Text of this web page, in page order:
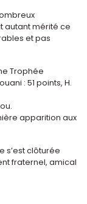
autant mérité ce
et pas
Trophée
: 51 points, H.
apparition aux
s’est clôturée
fraternel, amical